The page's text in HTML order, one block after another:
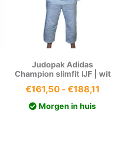
€180,50
Judopak Adidas
Champion slimfit IJF | wit
€161,50 - €188,11
Morgen in huis